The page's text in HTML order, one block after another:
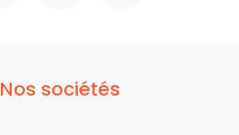
Nos sociétés